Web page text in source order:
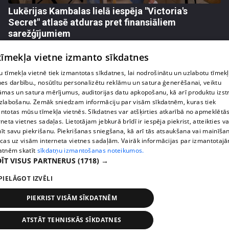
Lukērijas Kambalas lielā iespēja "Victoria's
Secret" atlasē atduras pret finansiāliem
sarežģījumiem
pirms 2 nedēļām, 6 dienām
Margarita Kolosova atklāti par dronu radīto
72. epizode
vietne izmanto sīkdatnes
tīmekļa vietnē tiek izmantotas sīkdatnes, lai nodrošinātu un uzlabotu
darbību., nosūtītu personalizētu reklāmu un satura ģenerēšanai, veiktu
un satura mērījumus, auditorijas datu apkopošanu, kā arī produktu
Zemāk sniedzam informāciju par visām sīkdatnēm, kuras tiek
mūsu tīmekļa vietnēs. Sīkdatnes var atšķirties atkarībā no
vietnes sadaļas. Lietotājam jebkurā brīdī ir iespēja piekrist, atteikties
savu piekrišanu. Piekrišanas sniegšana, kā arī tās atsaukšana vai
uz visām interneta vietnes sadaļām. Vairāk informācijas par
skatīt sīkdatņu izmantošanas noteikumos.
VISUS PARTNERUS (1718) →
IZVĒLI
PIEKRIST VISĀM SĪKDATNĒM
ATSTĀT TEHNISKĀS SĪKDATNES